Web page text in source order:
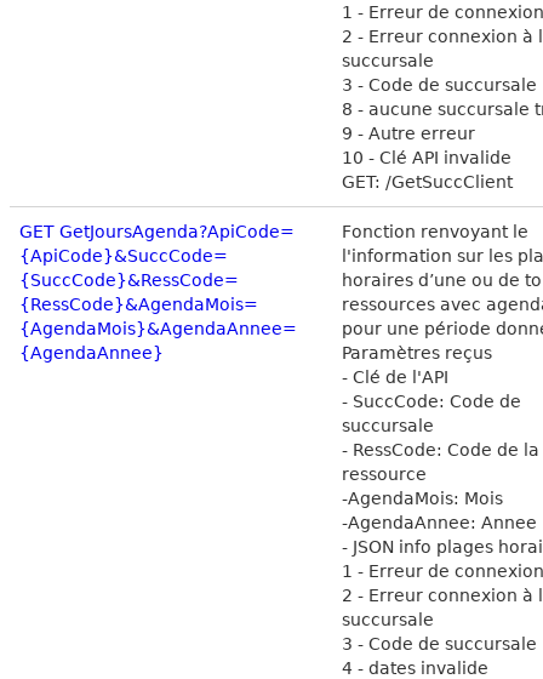
1 - Erreur de
2 - Erreur connexion à
succursale
3 - Code de
8 - aucune succursale
9 - Autre erreur
10 - Clé API invalide
GET: /GetSuccClient
GET GetJoursAgenda?ApiCode=
{ApiCode}&SuccCode=
{SuccCode}&RessCode=
{RessCode}&AgendaMois=
{AgendaMois}&AgendaAnnee=
{AgendaAnnee}
Fonction renvoyant le
l'information sur les
horaires d’une ou de
ressources avec
pour une période
Paramètres reçus
- Clé de l'API
- SuccCode: Code de
succursale
- RessCode: Code de la
ressource
-AgendaMois: Mois
-AgendaAnnee: Annee
- JSON info plages
1 - Erreur de
2 - Erreur connexion à
succursale
3 - Code de
4 - dates invalide